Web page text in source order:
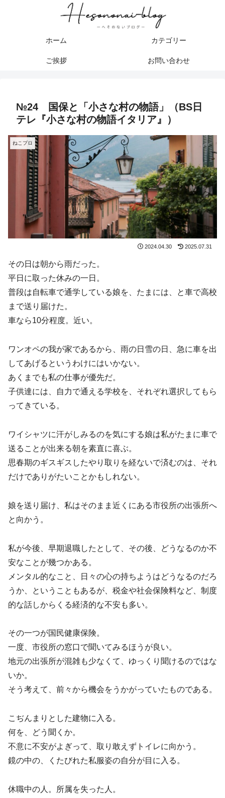
ホーム カテゴリー
ご挨拶 お問い合わせ
№24 国保と「小さな村の物語」（BS日
テレ『小さな村の物語イタリア』）
ねこプロ
2024.04.30 2025.07.31
その日は朝から雨だった。
平日に取った休みの一日。
普段は自転車で通学している娘を、たまには、と車で高校
まで送り届けた。
車なら10分程度。近い。
ワンオペの我が家であるから、雨の日雪の日、急に車を出
してあげるというわけにはいかない。
あくまでも私の仕事が優先だ。
子供達には、自力で通える学校を、それぞれ選択してもら
ってきている。
ワイシャツに汗がしみるのを気にする娘は私がたまに車で
送ることが出来る朝を素直に喜ぶ。
思春期のギスギスしたやり取りを経ないで済むのは、それ
だけでありがたいことかもしれない。
娘を送り届け、私はそのまま近くにある市役所の出張所へ
と向かう。
私が今後、早期退職したとして、その後、どうなるのか不
安なことが幾つかある。
メンタル的なこと、日々の心の持ちようはどうなるのだろ
うか、ということもあるが、税金や社会保険料など、制度
的な話しからくる経済的な不安も多い。
その一つが国民健康保険。
一度、市役所の窓口で聞いてみるほうが良い。
地元の出張所が混雑も少なくて、ゆっくり聞けるのではな
いか。
そう考えて、前々から機会をうかがっていたものである。
こぢんまりとした建物に入る。
何を、どう聞くか。
不意に不安がよぎって、取り敢えずトイレに向かう。
鏡の中の、くたびれた私服姿の自分が目に入る。
休職中の人。所属を失った人。